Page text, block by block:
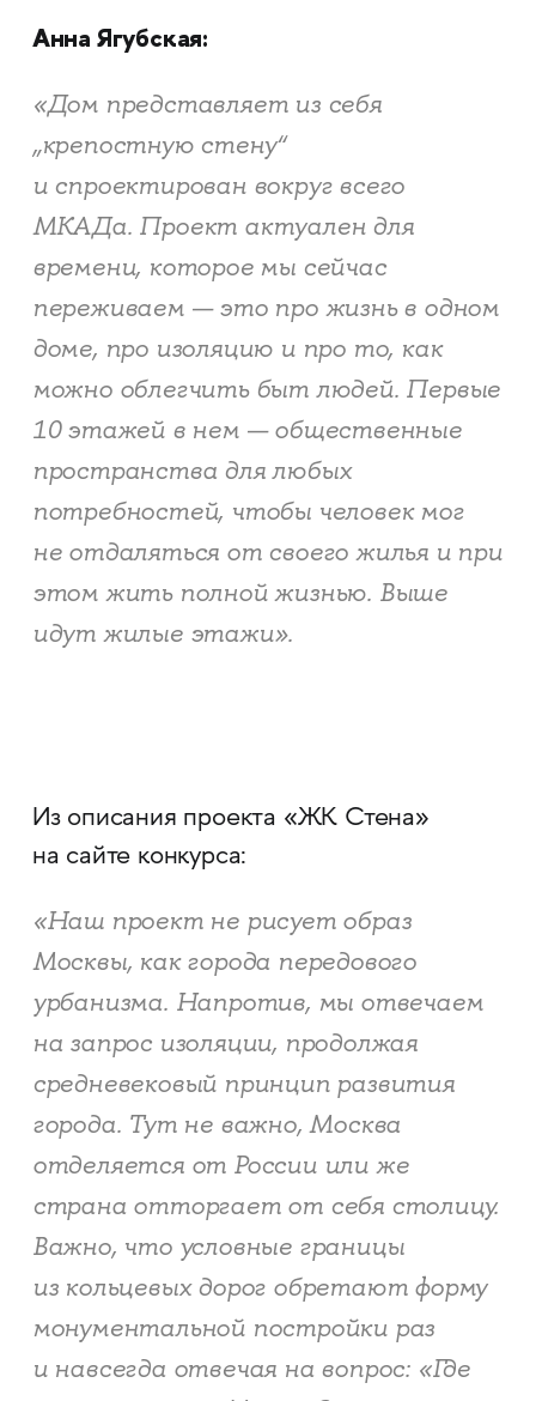
Анна Ягубская:
«Дом представляет из себя
„крепостную стену“
и спроектирован вокруг всего
МКАДа. Проект актуален для
времени, которое мы сейчас
переживаем — это про жизнь в одном
доме, про изоляцию и про то, как
можно облегчить быт людей. Первые
10 этажей в нем — общественные
пространства для любых
потребностей, чтобы человек мог
не отдаляться от своего жилья и при
этом жить полной жизнью. Выше
идут жилые этажи».
Из описания проекта «ЖК Стена»
на сайте конкурса:
«Наш проект не рисует образ
Москвы, как города передового
урбанизма. Напротив, мы отвечаем
на запрос изоляции, продолжая
средневековый принцип развития
города. Тут не важно, Москва
отделяется от России или же
страна отторгает от себя столицу.
Важно, что условные границы
из кольцевых дорог обретают форму
монументальной постройки раз
и навсегда отвечая на вопрос: «Где